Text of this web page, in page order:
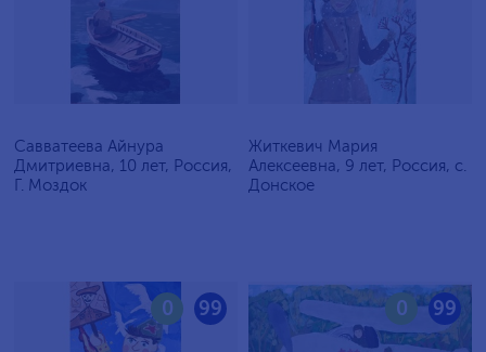
Савватеева Айнура
Дмитриевна, 10 лет, Россия,
Г. Моздок
Житкевич Мария
Алексеевна, 9 лет, Россия, c.
Донское
99
0 99
0